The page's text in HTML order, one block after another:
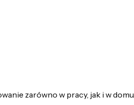
zarówno w pracy, jak i w domu.